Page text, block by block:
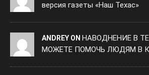
версия газеты «Наш Техас»
ANDREY ON НАВОДНЕНИЕ В
МОЖЕТЕ ПОМОЧЬ ЛЮДЯМ В